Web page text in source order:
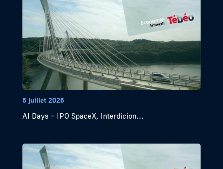
5 juillet 2026
AI Days – IPO SpaceX, Interdicion...